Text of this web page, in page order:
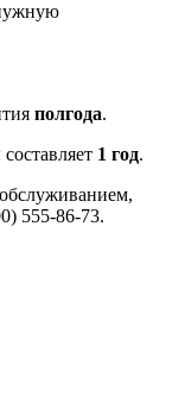
полгода.
1 год.
555-86-73.